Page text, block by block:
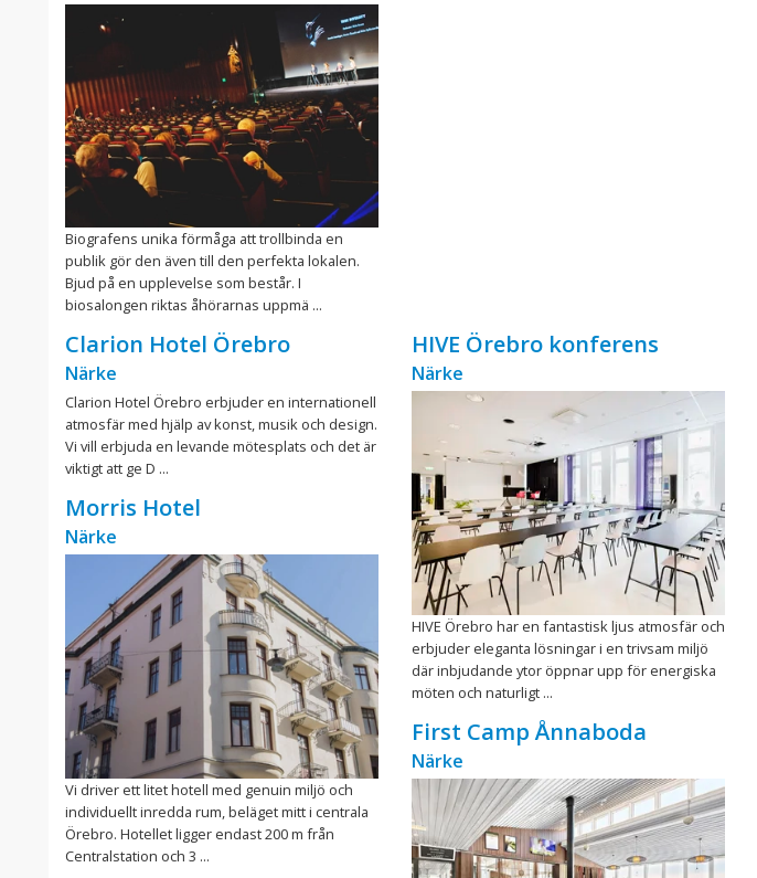
Biografens unika förmåga att trollbinda en
publik gör den även till den perfekta lokalen.
Bjud på en upplevelse som består. I
biosalongen riktas åhörarnas uppmä ...
Clarion Hotel Örebro
Närke
Clarion Hotel Örebro erbjuder en internationell
atmosfär med hjälp av konst, musik och design.
Vi vill erbjuda en levande mötesplats och det är
viktigt att ge D ...
Morris Hotel
Närke
Vi driver ett litet hotell med genuin miljö och
individuellt inredda rum, beläget mitt i centrala
Örebro. Hotellet ligger endast 200 m från
Centralstation och 3 ...
HIVE Örebro konferens
Närke
HIVE Örebro har en fantastisk ljus atmosfär och
erbjuder eleganta lösningar i en trivsam miljö
där inbjudande ytor öppnar upp för energiska
möten och naturligt ...
First Camp Ånnaboda
Närke